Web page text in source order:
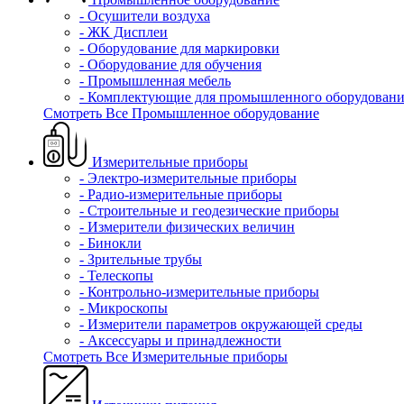
- Осушители воздуха
- ЖК Дисплеи
- Оборудование для маркировки
- Оборудование для обучения
- Промышленная мебель
- Комплектующие для промышленного
Смотреть Все Промышленное оборудование
Измерительные приборы
- Электро-измерительные приборы
- Радио-измерительные приборы
- Строительные и геодезические приборы
- Измерители физических величин
- Бинокли
- Зрительные трубы
- Телескопы
- Контрольно-измерительные приборы
- Микроскопы
- Измерители параметров окружающей среды
- Аксессуары и принадлежности
Смотреть Все Измерительные приборы